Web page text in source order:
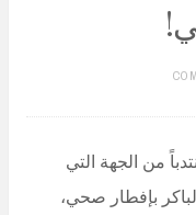
من الجهة التي
بإفطار صحي،